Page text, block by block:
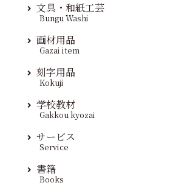
文具・和紙工芸
Bungu Washi
画材用品
Gazai item
刻字用品
Kokuji
学校教材
Gakkou kyozai
サービス
Service
書籍
Books